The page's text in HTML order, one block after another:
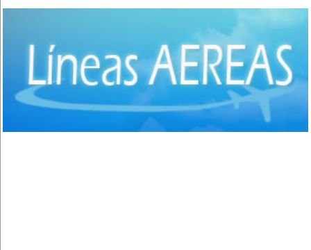
Trinidad(1)
Potosí
Uyuni(1)
Villazón (1)